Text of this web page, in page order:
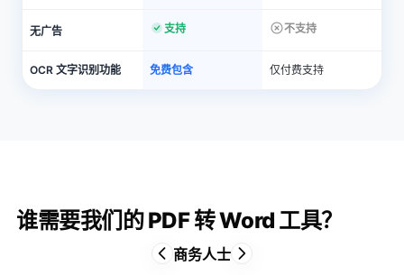
无广告 支持 不支持
OCR 文字识别功能 免费包含 仅付费支持
谁需要我们的 PDF 转 Word 工具？
商务人士